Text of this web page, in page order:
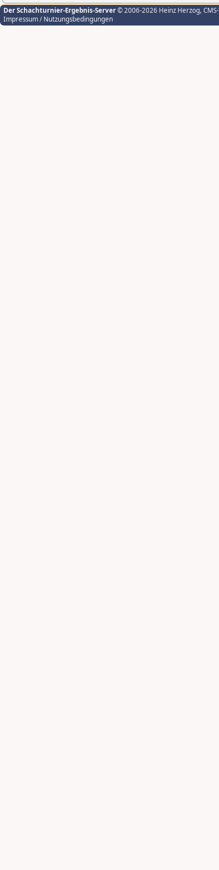
Der Schachturnier-Ergebnis-Server© 2006-2026 Heinz Herzog,
Impressum / Nutzungsbedingungen